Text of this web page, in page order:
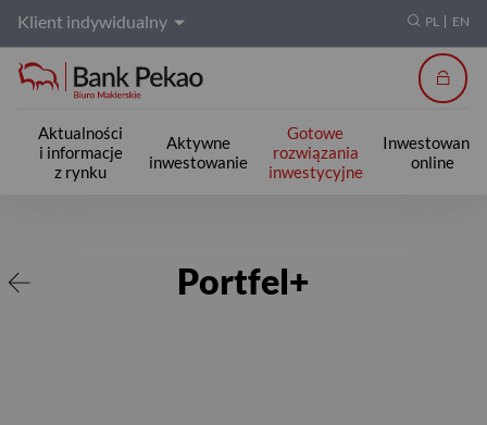
Klient indywidualny PL EN
Aktualności
i informacje
z rynku
Aktywne
inwestowanie
Gotowe
rozwiązania
inwestycyjne
Inwestowanie
online
Portfel+